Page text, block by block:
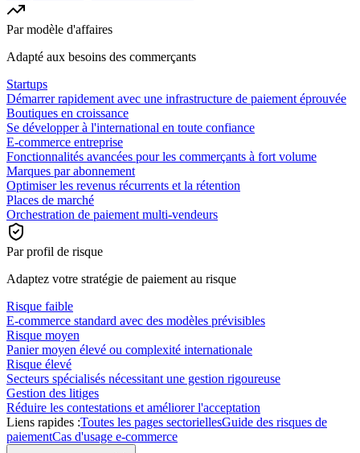
Par modèle d'affaires
Adapté aux besoins des commerçants
Startups
Démarrer rapidement avec une infrastructure de paiement éprouvée
Boutiques en croissance
Se développer à l'international en toute confiance
E-commerce entreprise
Fonctionnalités avancées pour les commerçants à fort volume
Marques par abonnement
Optimiser les revenus récurrents et la rétention
Places de marché
Orchestration de paiement multi-vendeurs
Par profil de risque
Adaptez votre stratégie de paiement au risque
Risque faible
E-commerce standard avec des modèles prévisibles
Risque moyen
Panier moyen élevé ou complexité internationale
Risque élevé
Secteurs spécialisés nécessitant une gestion rigoureuse
Gestion des litiges
Réduire les contestations et améliorer l'acceptation
Liens rapides :Toutes les pages sectoriellesGuide des risques de
paiementCas d'usage e-commerce